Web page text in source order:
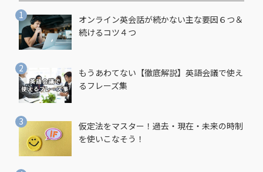
オンライン英会話が続かない主な要因６つ＆
続けるコツ４つ
もうあわてない【徹底解説】英語会議で使え
るフレーズ集
仮定法をマスター！過去・現在・未来の時制
を使いこなそう！